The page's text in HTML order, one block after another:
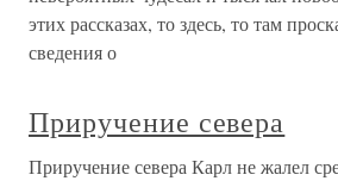
этих рассказах, то здесь, то там
сведения о
Приручение севера
Приручение севера Карл не жалел